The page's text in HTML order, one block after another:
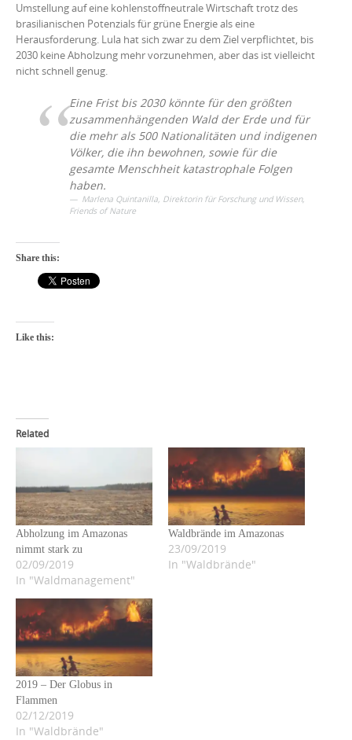
Umstellung auf eine kohlenstoffneutrale Wirtschaft trotz des
brasilianischen Potenzials für grüne Energie als eine
Herausforderung. Lula hat sich zwar zu dem Ziel verpflichtet, bis
2030 keine Abholzung mehr vorzunehmen, aber das ist vielleicht
nicht schnell genug.
Eine Frist bis 2030 könnte für den größten
zusammenhängenden Wald der Erde und für
die mehr als 500 Nationalitäten und indigenen
Völker, die ihn bewohnen, sowie für die
gesamte Menschheit katastrophale Folgen
haben.
Marlena Quintanilla, Direktorin für Forschung und Wissen,
Friends of Nature
Share this:
Like this:
Related
Abholzung im Amazonas
nimmt stark zu
02/09/2019
In "Waldmanagement"
Waldbrände im Amazonas
23/09/2019
In "Waldbrände"
2019 – Der Globus in
Flammen
02/12/2019
In "Waldbrände"